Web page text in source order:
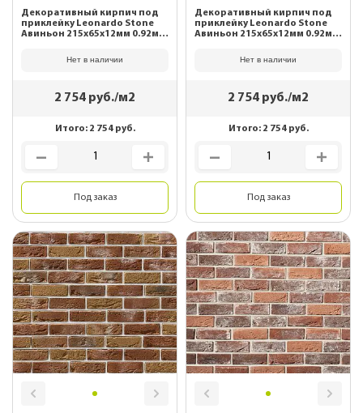
Декоративный кирпич под
приклейку Leonardo Stone
Авиньон 215х65х12мм 0.92м2/
Нет в наличии
2 754 руб./м2
Итого: 2 754руб.
Под заказ
Декоративный кирпич под
приклейку Leonardo Stone
Авиньон 215х65х12мм 0.92м2/
Нет в наличии
2 754 руб./м2
Итого: 2 754руб.
Под заказ